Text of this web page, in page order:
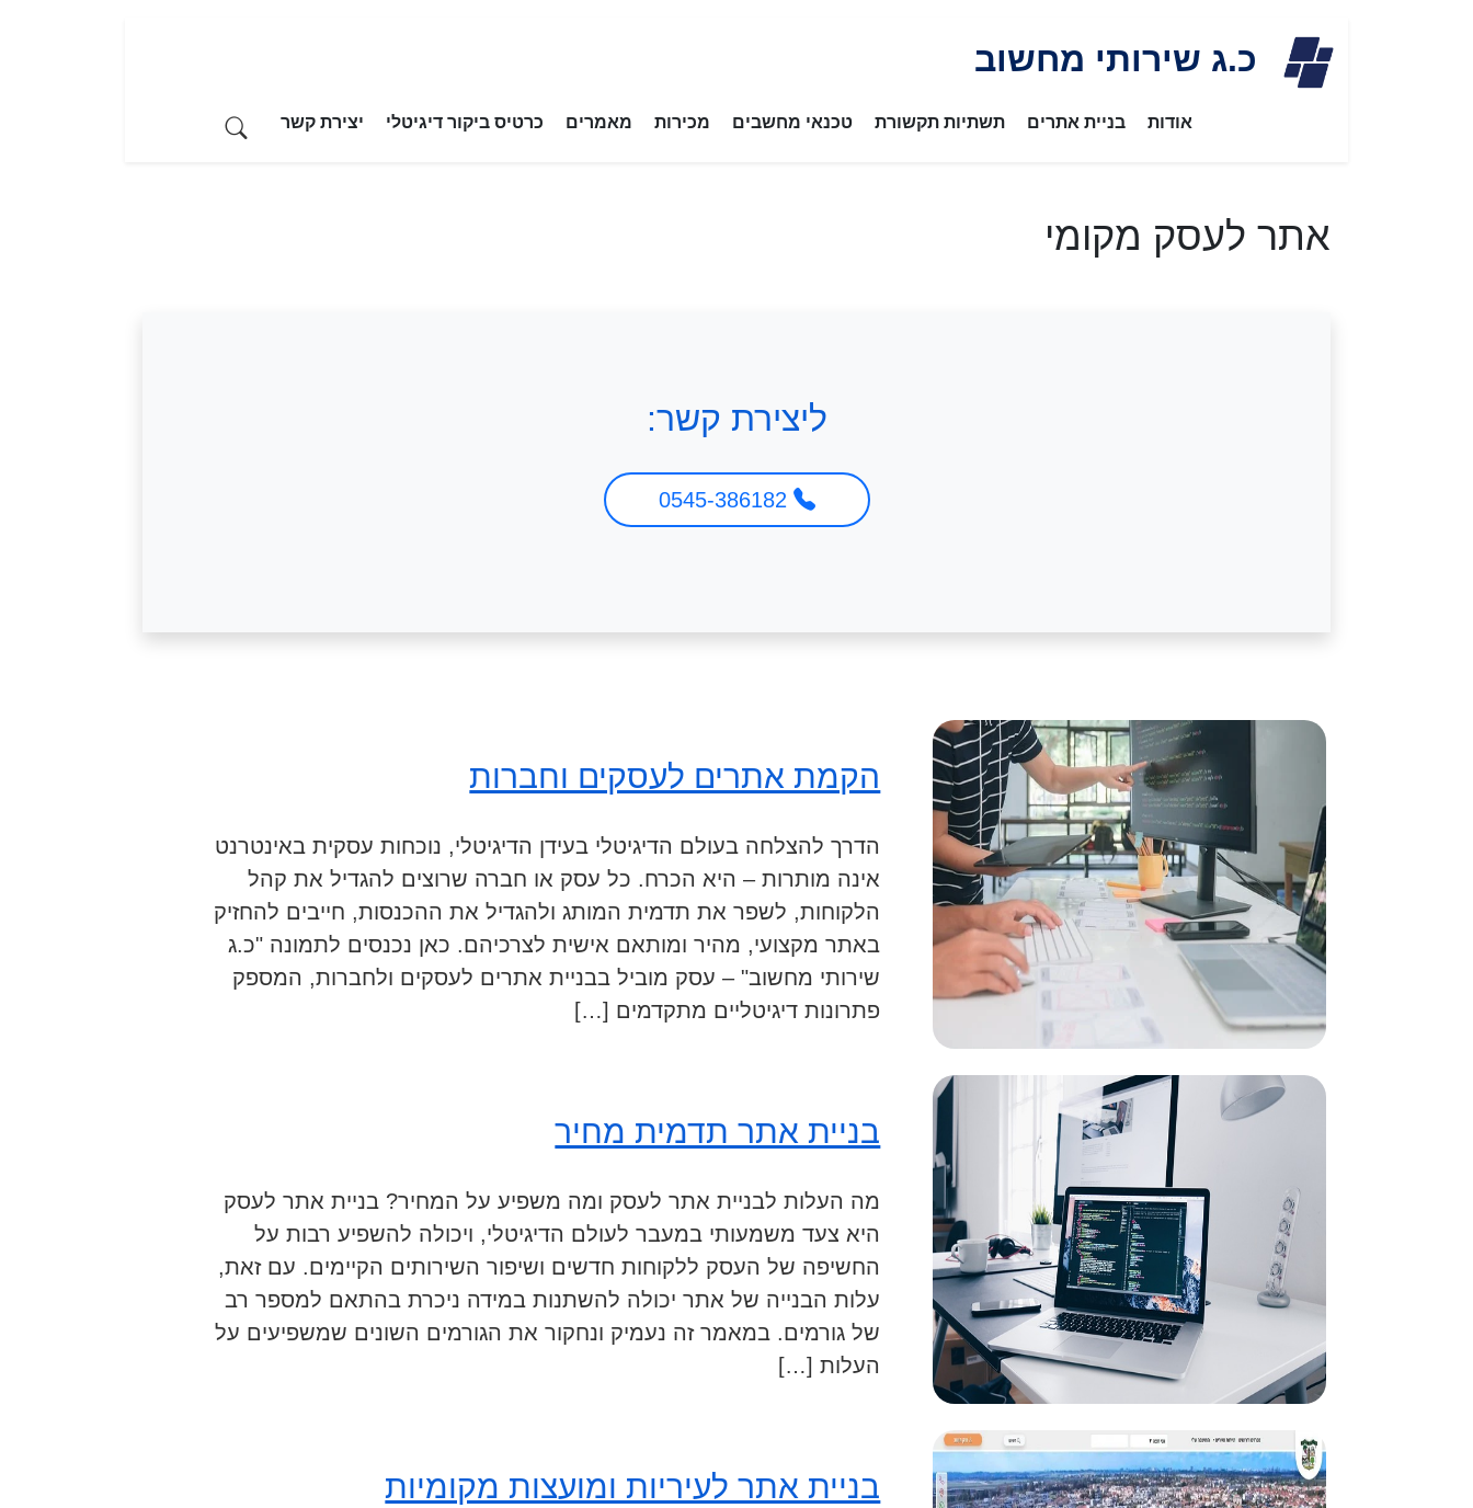
content
כ.ג שירותי מחשוב
אודות בניית אתרים תשתיות תקשורת טכנאי מחשבים מכירות מאמרים כרטיס ביקור דיגיטלי יצירת קשר
אתר לעסק מקומי
ליצירת קשר:
הקמת אתרים לעסקים וחברות
הדרך להצלחה בעולם הדיגיטלי בעידן הדיגיטלי, נוכחות עסקית באינטרנט
אינה מותרות – היא הכרח. כל עסק או חברה שרוצים להגדיל את קהל
הלקוחות, לשפר את תדמית המותג ולהגדיל את ההכנסות, חייבים להחזיק
באתר מקצועי, מהיר ומותאם אישית לצרכיהם. כאן נכנסים לתמונה "כ.ג
שירותי מחשוב" – עסק מוביל בבניית אתרים לעסקים ולחברות, המספק
פתרונות דיגיטליים מתקדמים […]
בניית אתר תדמית מחיר
מה העלות לבניית אתר לעסק ומה משפיע על המחיר? בניית אתר לעסק
היא צעד משמעותי במעבר לעולם הדיגיטלי, ויכולה להשפיע רבות על
החשיפה של העסק ללקוחות חדשים ושיפור השירותים הקיימים. עם זאת,
עלות הבנייה של אתר יכולה להשתנות במידה ניכרת בהתאם למספר רב
של גורמים. במאמר זה נעמיק ונחקור את הגורמים השונים שמשפיעים על
העלות […]
בניית אתר לעיריות ומועצות מקומיות